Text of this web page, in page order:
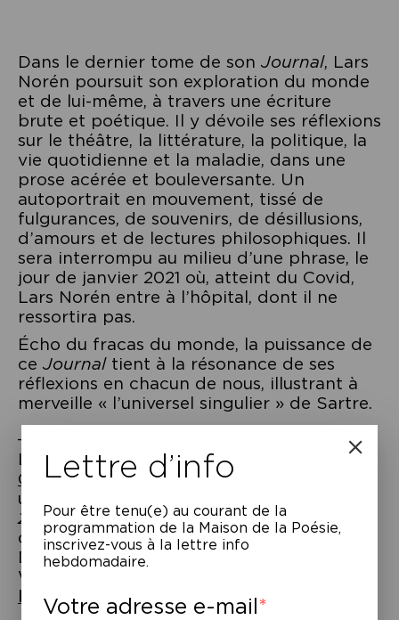
Dans le dernier tome de son Journal, Lars
Norén poursuit son exploration du monde
et de lui-même, à travers une écriture
brute et poétique. Il y dévoile ses réflexions
sur le théâtre, la littérature, la politique, la
vie quotidienne et la maladie, dans une
prose acérée et bouleversante. Un
autoportrait en mouvement, tissé de
fulgurances, de souvenirs, de désillusions,
d’amours et de lectures philosophiques. Il
sera interrompu au milieu d’une phrase, le
jour de janvier 2021 où, atteint du Covid,
Lars Norén entre à l’hôpital, dont il ne
ressortira pas.
Écho du fracas du monde, la puissance de
ce Journal tient à la résonance de ses
réflexions en chacun de nous, illustrant à
merveille « l’universel singulier » de Sartre.
________________
Le
lundi 30 juin à 19h au Théâtre du Vieux-
Colombier, la Comédie-Française présente
une soirée autour du
20192020de Lars Norén : Lecture
d’extraits par Françoise Gillard et
Dominique Blanc, présentée par Amélie
Wendling.
ENTRÉE LIBRE SUR RÉSERVATION
Lettre d’info
Pour être tenu(e) au courant de la
programmation de la Maison de la Poésie,
inscrivez-vous à la lettre info
hebdomadaire.
Votre adresse e-mail